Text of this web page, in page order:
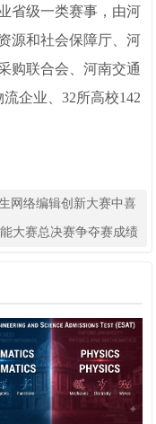
省级一类赛事，由河
源和社会保障厅、河
购联合会、河南交通
企业、32所高校142
网络编辑创新大赛中喜
大赛总决赛争夺赛成绩